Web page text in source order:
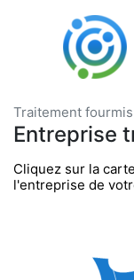
Traitement fourmis
Entreprise
Cliquez sur la
l'entreprise de